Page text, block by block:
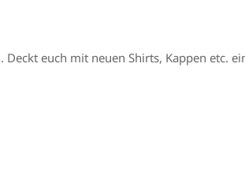
euch mit neuen Shirts, Kappen etc.